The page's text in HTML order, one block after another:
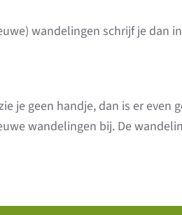
wandelingen schrijf je dan
je geen handje, dan is er even
wandelingen bij. De